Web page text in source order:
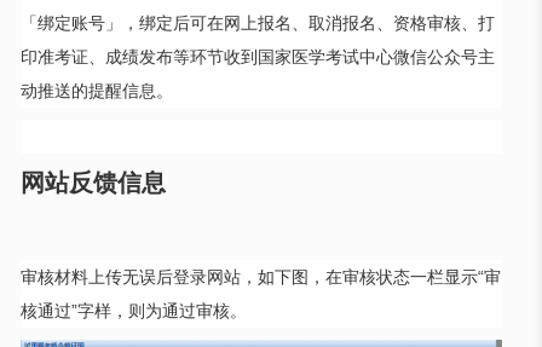
「绑定账号」，绑定后可在网上报名、取消报名、资格审核、打
印准考证、成绩发布等环节收到国家医学考试中心微信公众号主
动推送的提醒信息。
网站反馈信息
审核材料上传无误后登录网站，如下图，在审核状态一栏显示“审
核通过”字样，则为通过审核。